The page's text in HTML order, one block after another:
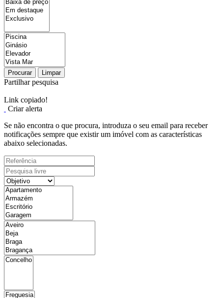
Procurar Limpar
Partilhar pesquisa
Link copiado!
Criar alerta
Se não encontra o que procura, introduza o seu email para receber
notificações sempre que existir um imóvel com as características
abaixo selecionadas.